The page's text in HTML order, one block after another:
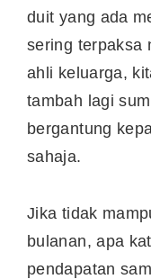
duit yang ada
sering terpaksa
ahli keluarga,
tambah lagi
bergantung
sahaja.
Jika tidak
bulanan, apa
pendapatan